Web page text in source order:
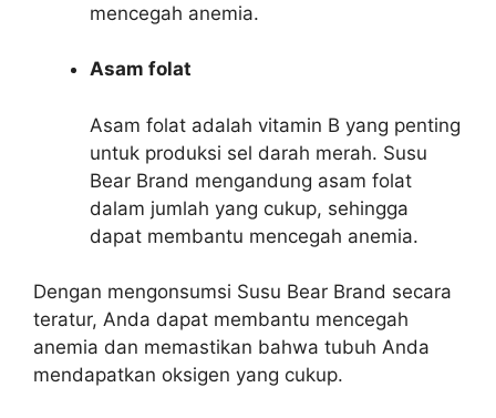
mencegah anemia.
Asam folat
Asam folat adalah vitamin B yang penting
untuk produksi sel darah merah. Susu
Bear Brand mengandung asam folat
dalam jumlah yang cukup, sehingga
dapat membantu mencegah anemia.
Dengan mengonsumsi Susu Bear Brand secara
teratur, Anda dapat membantu mencegah
anemia dan memastikan bahwa tubuh Anda
mendapatkan oksigen yang cukup.